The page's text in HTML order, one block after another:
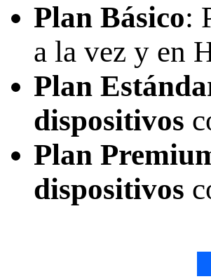
Plan Básico:
a la vez y en
Plan
dispositivos
Plan
dispositivos